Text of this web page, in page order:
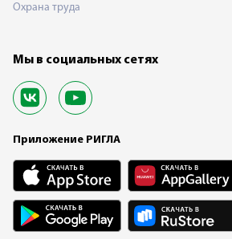
Охрана труда
Мы в социальных сетях
Приложение РИГЛА